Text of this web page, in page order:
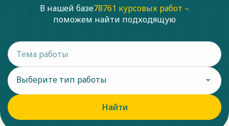
В нашей базе78761 курсовых работ –
поможем найти подходящую
Выберите тип работы
Найти